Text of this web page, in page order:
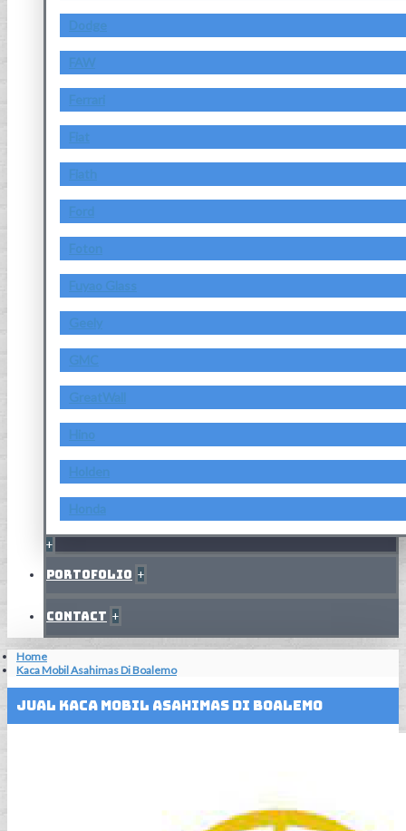
Dodge
FAW
Ferrari
Fiat
Fiath
Ford
Foton
Fuyao Glass
Geely
GMC
GreatWall
Hino
Holden
Honda
+
Portofolio +
Contact +
Home
Kaca Mobil Asahimas Di Boalemo
Jual Kaca Mobil Asahimas Di Boalemo